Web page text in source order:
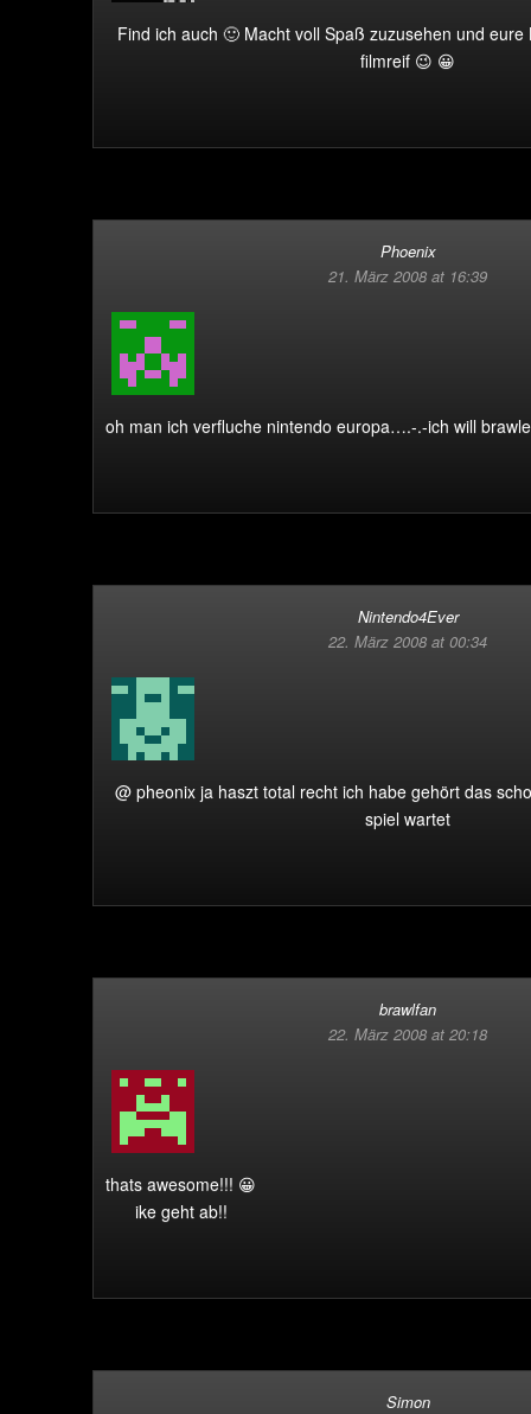
Find ich auch 🙂 Macht voll Spaß zuzusehen und
filmreif 😉 😀
Phoenix
21. März 2008 at 16:39
oh man ich verfluche nintendo europa….-.-ich will
Nintendo4Ever
22. März 2008 at 00:34
@ pheonix ja haszt total recht ich habe gehört das
spiel wartet
brawlfan
22. März 2008 at 20:18
thats awesome!!! 😀
ike geht ab!!
Simon